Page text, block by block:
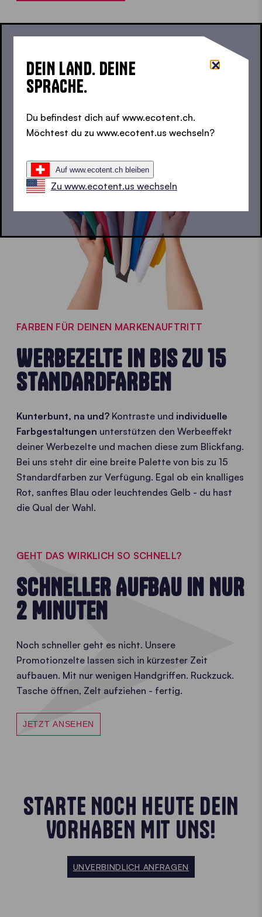
FARBEN FÜR DEINEN MARKENAUFTRITT
WERBEZELTE IN BIS ZU 15
STANDARDFARBEN
Kunterbunt, na und? Kontraste und individuelle
Farbgestaltungen unterstützen den Werbeeffekt
deiner Werbezelte und machen diese zum Blickfang.
Bei uns steht dir eine breite Palette von bis zu 15
Standardfarben zur Verfügung. Egal ob ein knalliges
Rot, sanftes Blau oder leuchtendes Gelb - du hast
die Qual der Wahl.
GEHT DAS WIRKLICH SO SCHNELL?
SCHNELLER AUFBAU IN NUR
2 MINUTEN
Noch schneller geht es nicht. Unsere
Promotionzelte lassen sich in kürzester Zeit
aufbauen. Mit nur wenigen Handgriffen. Ruckzuck.
Tasche öffnen, Zelt aufziehen - fertig.
JETZT ANSEHEN
STARTE NOCH HEUTE DEIN
VORHABEN MIT UNS!
UNVERBINDLICH ANFRAGEN
DEIN LAND. DEINE
SPRACHE.
Du befindest dich auf www.ecotent.ch.
Möchtest du zu www.ecotent.us wechseln?
Auf www.ecotent.ch bleiben
Zu www.ecotent.us wechseln